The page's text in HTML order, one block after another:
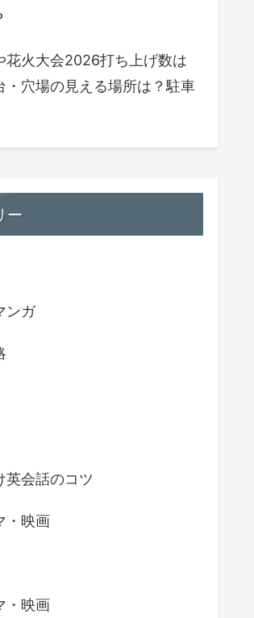
花火大会2026打ち上げ数は
・穴場の見える場所は？駐車
ー
ンガ
英会話のコツ
・映画
・映画